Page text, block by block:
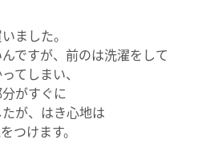
ました。
ですが、前のは洗濯をして
てしまい、
がすぐに
が、はき心地は
つけます。